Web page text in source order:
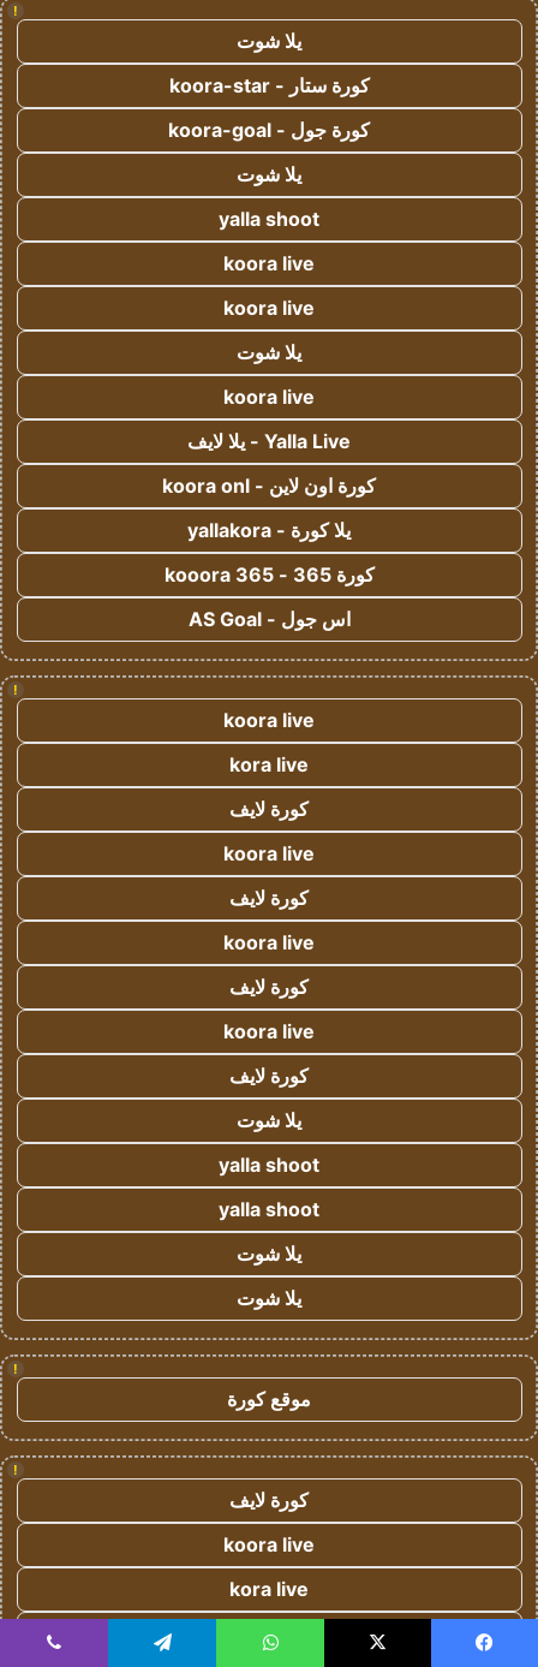
!
يلا شوت
كورة ستار - koora-star
كورة جول - koora-goal
يلا شوت
yalla shoot
koora live
koora live
يلا شوت
koora live
Yalla Live - يلا لايف
كورة اون لاين - koora onl
يلا كورة - yallakora
كورة 365 - kooora 365
اس جول - AS Goal
!
koora live
kora live
كورة لايف
koora live
كورة لايف
koora live
كورة لايف
koora live
كورة لايف
يلا شوت
yalla shoot
yalla shoot
يلا شوت
يلا شوت
!
موقع كورة
!
كورة لايف
koora live
kora live
koora live